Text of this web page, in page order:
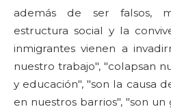
además de ser falsos,
estructura social y la
inmigrantes vienen a
nuestro trabajo", "colapsan
y educación", "son la causa
en nuestros barrios", "son